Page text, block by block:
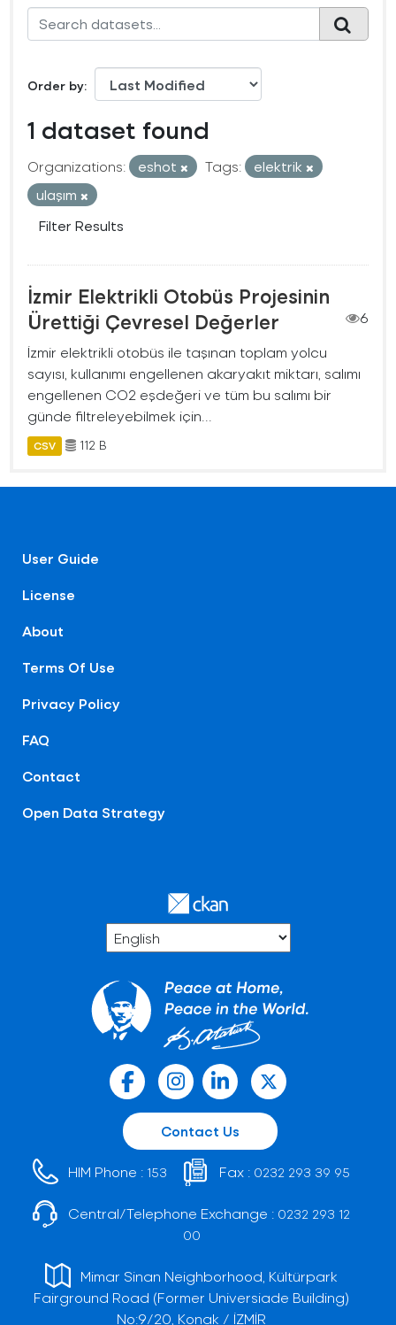
Order by
1 dataset found
Organizations: eshot Tags:
elektrik
ulaşım
Filter Results
İzmir Elektrikli Otobüs Projesinin
Ürettiği Çevresel Değerler
6
İzmir elektrikli otobüs ile taşınan toplam yolcu
sayısı, kullanımı engellenen akaryakıt miktarı, salımı
engellenen CO2 eşdeğeri ve tüm bu salımı bir
günde filtreleyebilmek için...
CSV 112 B
User Guide
License
About
Terms Of Use
Privacy Policy
FAQ
Contact
Open Data Strategy
Contact Us
HIM Phone : 153 Fax : 0232 293 39 95
Central/Telephone Exchange : 0232 293 12
00
Mimar Sinan Neighborhood, Kültürpark
Fairground Road (Former Universiade Building)
No:9/20, Konak / İZMİR